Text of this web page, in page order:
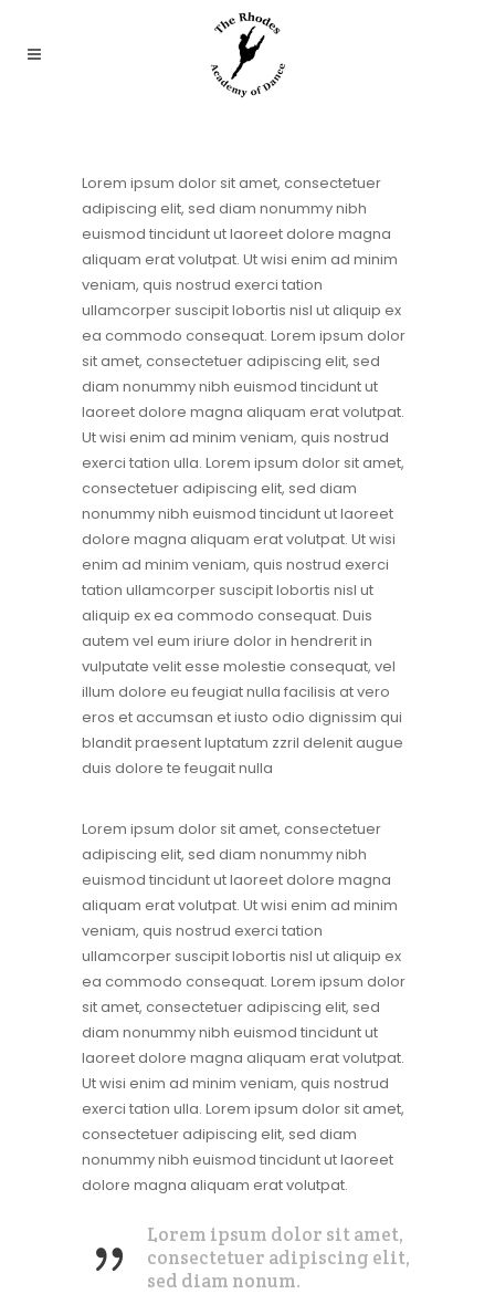
Lorem ipsum dolor sit amet, consectetuer
adipiscing elit, sed diam nonummy nibh
euismod tincidunt ut laoreet dolore magna
aliquam erat volutpat. Ut wisi enim ad minim
veniam, quis nostrud exerci tation
ullamcorper suscipit lobortis nisl ut aliquip ex
ea commodo consequat. Lorem ipsum dolor
sit amet, consectetuer adipiscing elit, sed
diam nonummy nibh euismod tincidunt ut
laoreet dolore magna aliquam erat volutpat.
Ut wisi enim ad minim veniam, quis nostrud
exerci tation ulla. Lorem ipsum dolor sit amet,
consectetuer adipiscing elit, sed diam
nonummy nibh euismod tincidunt ut laoreet
dolore magna aliquam erat volutpat. Ut wisi
enim ad minim veniam, quis nostrud exerci
tation ullamcorper suscipit lobortis nisl ut
aliquip ex ea commodo consequat. Duis
autem vel eum iriure dolor in hendrerit in
vulputate velit esse molestie consequat, vel
illum dolore eu feugiat nulla facilisis at vero
eros et accumsan et iusto odio dignissim qui
blandit praesent luptatum zzril delenit augue
duis dolore te feugait nulla
Lorem ipsum dolor sit amet, consectetuer
adipiscing elit, sed diam nonummy nibh
euismod tincidunt ut laoreet dolore magna
aliquam erat volutpat. Ut wisi enim ad minim
veniam, quis nostrud exerci tation
ullamcorper suscipit lobortis nisl ut aliquip ex
ea commodo consequat. Lorem ipsum dolor
sit amet, consectetuer adipiscing elit, sed
diam nonummy nibh euismod tincidunt ut
laoreet dolore magna aliquam erat volutpat.
Ut wisi enim ad minim veniam, quis nostrud
exerci tation ulla. Lorem ipsum dolor sit amet,
consectetuer adipiscing elit, sed diam
nonummy nibh euismod tincidunt ut laoreet
dolore magna aliquam erat volutpat.
Lorem ipsum dolor sit amet,
consectetuer adipiscing elit,
sed diam nonum.